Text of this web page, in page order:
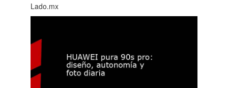
Lado.mx